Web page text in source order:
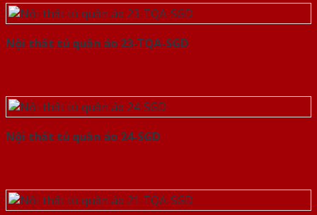
Nội thất tủ quần áo 23-TQA-SGD
Nội thất tủ quần áo 24-SGD